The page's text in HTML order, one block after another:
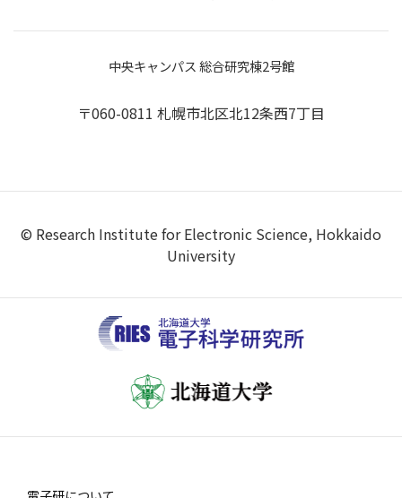
中央キャンパス 総合研究棟2号館
〒060-0811 札幌市北区北12条西7丁目
© Research Institute for Electronic Science, Hokkaido
University